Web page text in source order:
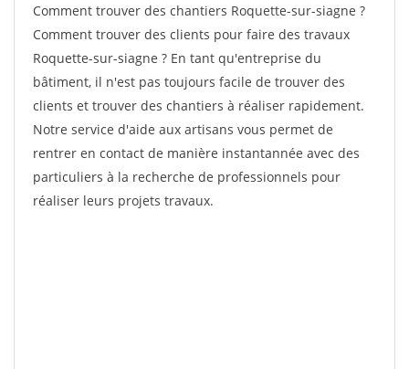
Comment trouver des chantiers Roquette-sur-siagne ?
Comment trouver des clients pour faire des travaux
Roquette-sur-siagne ? En tant qu'entreprise du
bâtiment, il n'est pas toujours facile de trouver des
clients et trouver des chantiers à réaliser rapidement.
Notre service d'aide aux artisans vous permet de
rentrer en contact de manière instantannée avec des
particuliers à la recherche de professionnels pour
réaliser leurs projets travaux.